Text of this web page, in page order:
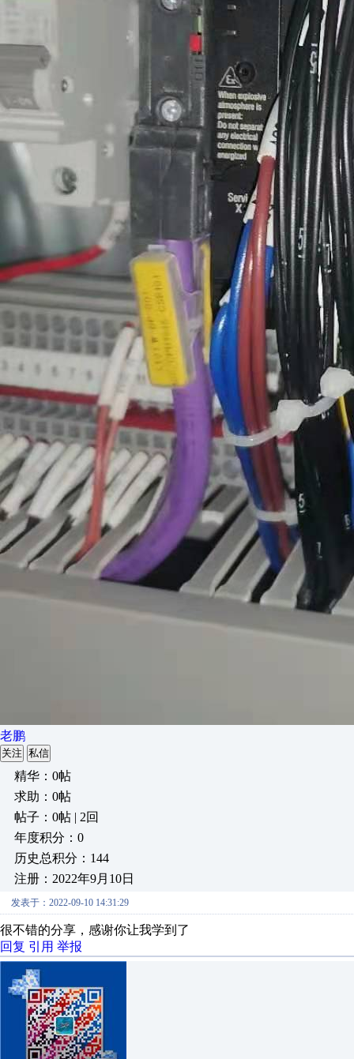
老鹏
关注 私信
精华：0帖
求助：0帖
帖子：0帖 | 2回
年度积分：0
历史总积分：144
注册：2022年9月10日
发表于：2022-09-10 14:31:29
很不错的分享，感谢你让我学到了
回复 引用 举报